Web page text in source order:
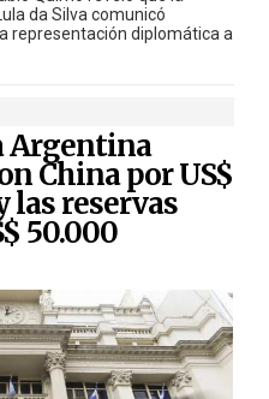
da Silva comunicó
representación diplomática a
Argentina
China por US$
las reservas
50.000